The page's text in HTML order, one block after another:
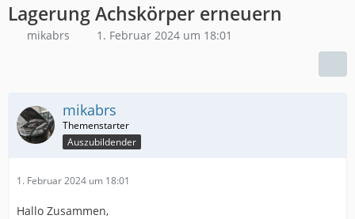
Lagerung Achskörper erneuern
mikabrs 1. Februar 2024 um 18:01
mikabrs
Auszubildender
1. Februar 2024 um 18:01
Hallo Zusammen,